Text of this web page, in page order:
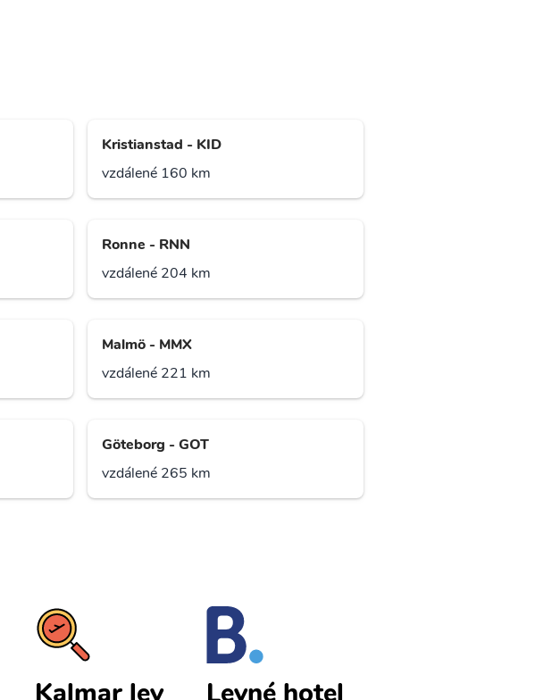
Kristianstad - KID
vzdálené 160 km
Ronne - RNN
vzdálené 204 km
Malmö - MMX
vzdálené 221 km
Göteborg - GOT
vzdálené 265 km